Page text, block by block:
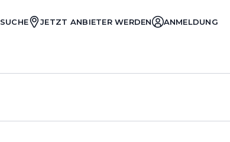
SUCHE JETZT ANBIETER WERDEN ANMELDUNG